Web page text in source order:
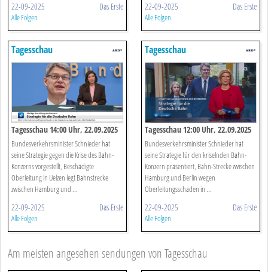
22-09-2025 Das Erste
Alle Folgen
22-09-2025 Das Erste
Alle Folgen
Tagesschau
Tagesschau 14:00 Uhr, 22.09.2025
Bundesverkehrsminister Schnieder hat
seine Strategie gegen die Krise des Bahn-
Konzerns vorgestellt, Beschädigte
Oberleitung in Uelzen legt Bahnstrecke
zwischen Hamburg und ...
22-09-2025 Das Erste
Alle Folgen
Tagesschau
Tagesschau 12:00 Uhr, 22.09.2025
Bundesverkehrsminister Schnieder hat
seine Strategie für den kriselnden Bahn-
Konzern präsentiert, Bahn-Strecke zwischen
Hamburg und Berlin wegen
Oberleitungsschaden in ...
22-09-2025 Das Erste
Alle Folgen
Am meisten angesehen sendungen von Tagesschau